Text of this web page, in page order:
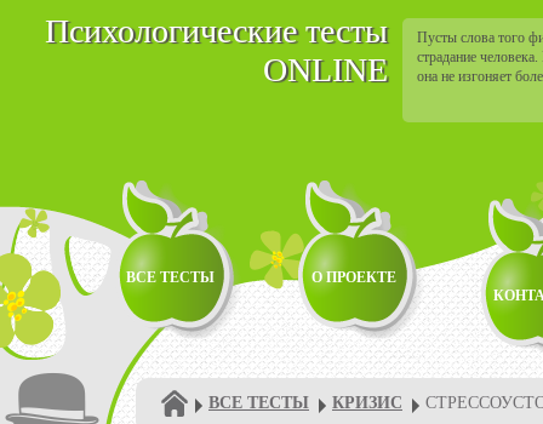
Психологические тесты
ONLINE
Пусты слова того
страдание
она не изгоняет
ВСЕ ТЕСТЫ
О ПРОЕКТЕ
ВСЕ ТЕСТЫ КРИЗИС